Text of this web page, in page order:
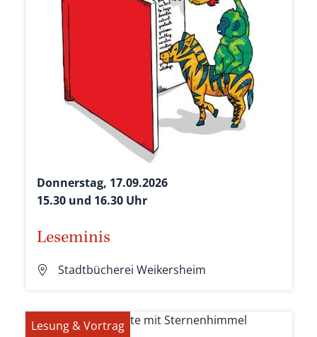
Donnerstag, 17.09.2026
15.30 und 16.30 Uhr
Leseminis
Stadtbücherei Weikersheim
Lesung & Vortrag